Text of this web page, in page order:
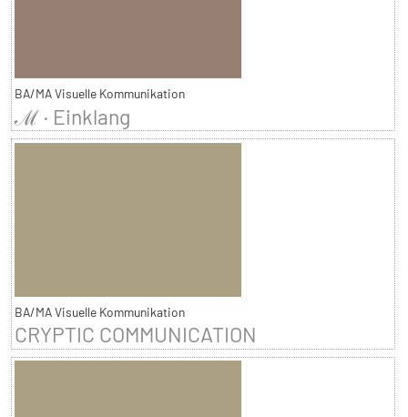
BA/MA Visuelle Kommunikation
ℳ · Einklang
BA/MA Visuelle Kommunikation
CRYPTIC COMMUNICATION